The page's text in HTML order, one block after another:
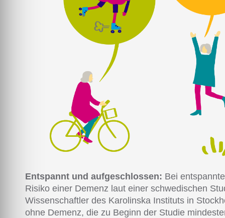
Entspannt und aufgeschlossen: Bei
Risiko einer Demenz laut einer schwedischen
Wissenschaftler des Karolinska Instituts in
ohne Demenz, die zu Beginn der Studie